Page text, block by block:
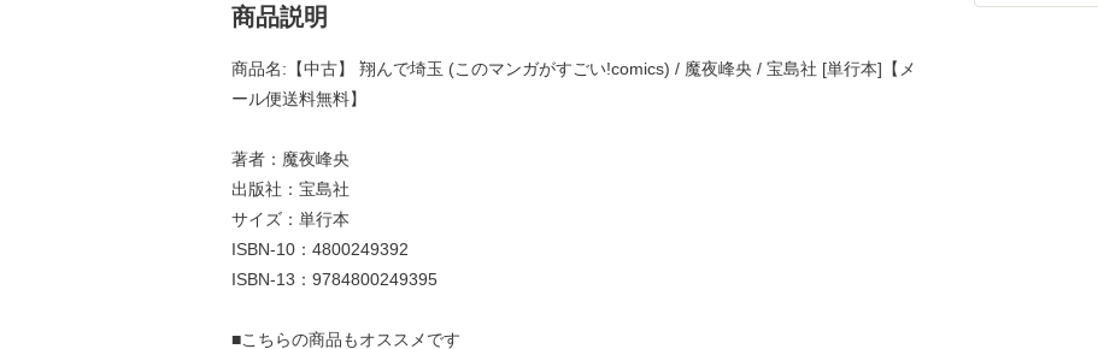
商品説明
商品名:【中古】 翔んで埼玉 (このマンガがすごい!comics) / 魔夜峰央 / 宝島社 [単行本]【メ
ール便送料無料】
著者：魔夜峰央
出版社：宝島社
サイズ：単行本
ISBN-10：4800249392
ISBN-13：9784800249395
■こちらの商品もオススメです